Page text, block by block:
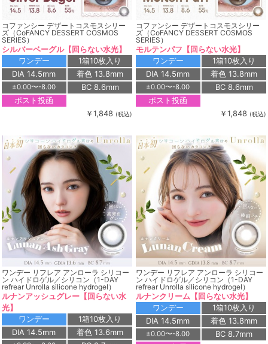
コファンシー デザートコスモスシリー
ズ（CoFANCY DESSERT COSMOS
SERIES）
シルバーベーグル【回らない水光】
ワンデー
1箱10枚入り
DIA 14.5mm
着色 13.8mm
±0.00〜-8.00
BC 8.6mm
ポスト投函
￥1,848 (税込)
コファンシー デザートコスモスシリー
ズ（CoFANCY DESSERT COSMOS
SERIES）
モルテンパフ【回らない水光】
ワンデー
1箱10枚入り
DIA 14.5mm
着色 13.8mm
±0.00〜-8.00
BC 8.6mm
ポスト投函
￥1,848 (税込)
ワンデー リフレア アンローラ シリコー
ン ハイドロゲル／シリコン（1-DAY
refrear Unrolla silicone hydrogel）
ルナンアッシュグレー【回らない水
光】
ワンデー
1箱10枚入り
DIA 14.5mm
着色 13.6mm
ワンデー リフレア アンローラ シリコー
ン ハイドロゲル／シリコン（1-DAY
refrear Unrolla silicone hydrogel）
ルナンクリーム【回らない水光】
ワンデー
1箱10枚入り
DIA 14.5mm
着色 13.8mm
±0.00〜-8.00
BC 8.7mm